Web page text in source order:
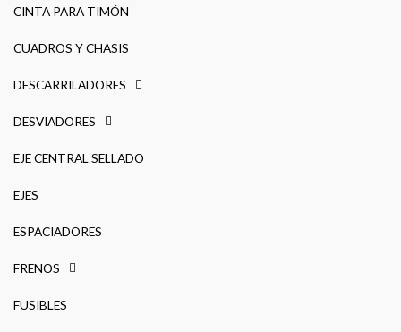
CINTA PARA TIMÓN
CUADROS Y CHASIS
DESCARRILADORES
DESVIADORES
EJE CENTRAL SELLADO
EJES
ESPACIADORES
FRENOS
FUSIBLES